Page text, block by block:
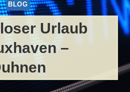
BLOG
Urlaub
–